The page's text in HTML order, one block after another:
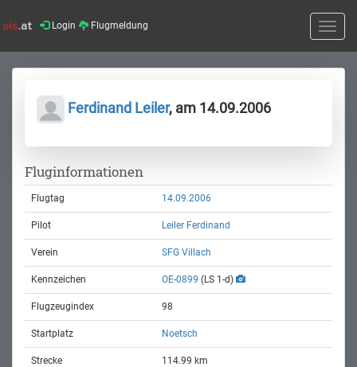
Login Flugmeldung
Toggle
Ferdinand Leiler, am 14.09.2006
Fluginformationen
Flugtag 14.09.2006
Pilot Leiler Ferdinand
Verein SFG Villach
Kennzeichen OE-0899 (LS 1-d)
Flugzeugindex 98
Startplatz Noetsch
Strecke 114.99 km